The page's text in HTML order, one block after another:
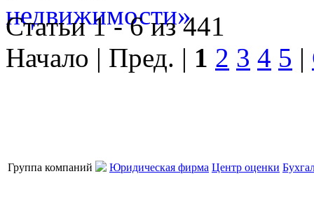
Статьи 1 - 6 из 441
Начало | Пред. | 1 2 3 4 5 |
Группа компаний Юридическая фирма Центр оценки